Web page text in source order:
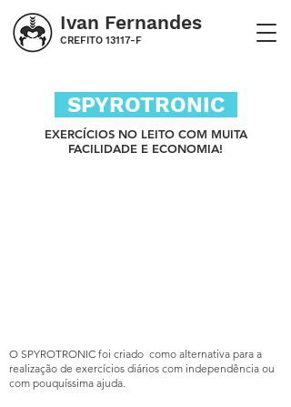
Ivan Fernandes
CREFITO 13117-F
SPYROTRONIC
EXERCÍCIOS NO LEITO COM MUITA
FACILIDADE E ECONOMIA!
O SPYROTRONIC foi criado como alternativa para a
realização de exercícios diários com independência ou
com pouquíssima ajuda.